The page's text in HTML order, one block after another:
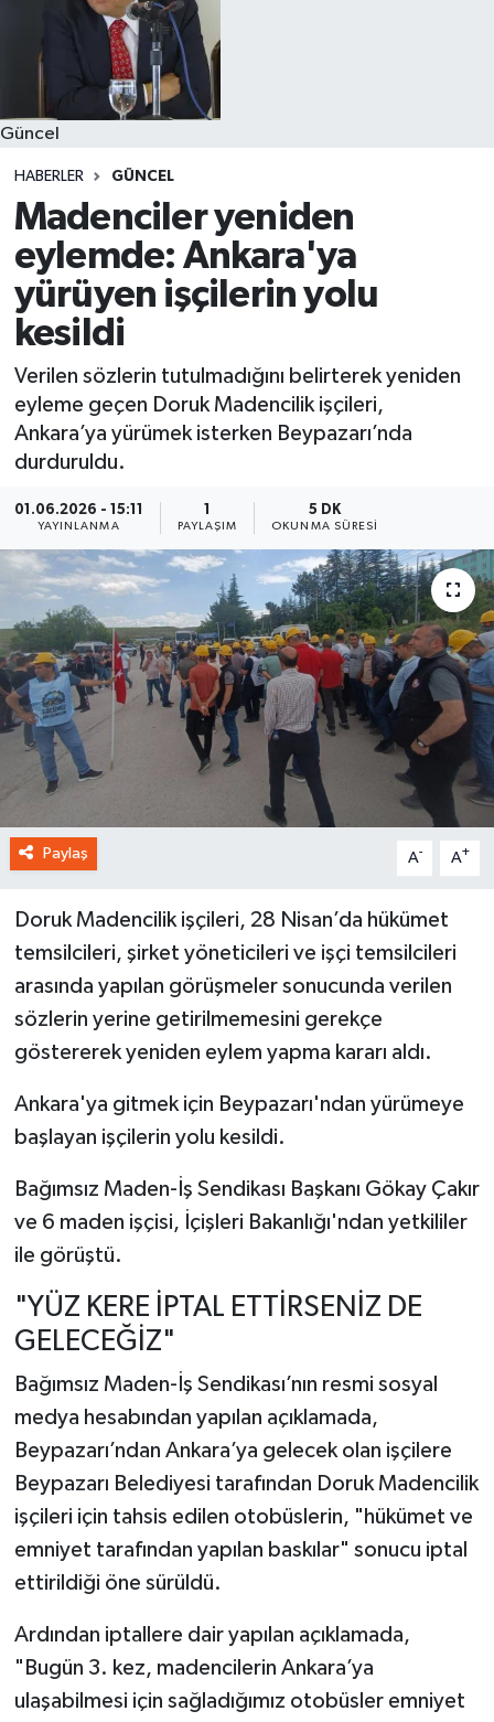
Güncel
HABERLER GÜNCEL
Madenciler yeniden
eylemde: Ankara'ya
yürüyen işçilerin yolu
kesildi
Verilen sözlerin tutulmadığını belirterek yeniden
eyleme geçen Doruk Madencilik işçileri,
Ankara’ya yürümek isterken Beypazarı’nda
durduruldu.
01.06.2026 - 15:11
YAYINLANMA
1
PAYLAŞIM
5 DK
OKUNMA SÜRESI
Paylaş A- A+
Doruk Madencilik işçileri, 28 Nisan’da hükümet
temsilcileri, şirket yöneticileri ve işçi temsilcileri
arasında yapılan görüşmeler sonucunda verilen
sözlerin yerine getirilmemesini gerekçe
göstererek yeniden eylem yapma kararı aldı.
Ankara'ya gitmek için Beypazarı'ndan yürümeye
başlayan işçilerin yolu kesildi.
Bağımsız Maden-İş Sendikası Başkanı Gökay Çakır
ve 6 maden işçisi, İçişleri Bakanlığı'ndan yetkililer
ile görüştü.
"YÜZ KERE İPTAL ETTİRSENİZ DE
GELECEĞİZ"
Bağımsız Maden-İş Sendikası’nın resmi sosyal
medya hesabından yapılan açıklamada,
Beypazarı’ndan Ankara’ya gelecek olan işçilere
Beypazarı Belediyesi tarafından Doruk Madencilik
işçileri için tahsis edilen otobüslerin, "hükümet ve
emniyet tarafından yapılan baskılar" sonucu iptal
ettirildiği öne sürüldü.
Ardından iptallere dair yapılan açıklamada,
"Bugün 3. kez, madencilerin Ankara’ya
ulaşabilmesi için sağladığımız otobüsler emniyet